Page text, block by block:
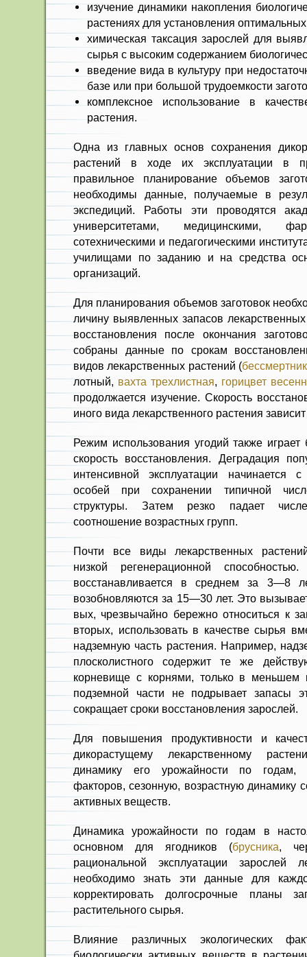
изучение динамики накопления
рас­тениях для установления
химическая таксация зарослей для
сырья с высоким содержанием
введение вида в культуру при
ба­зе или при большой трудоемкости
комплексное использование в
растения.
Одна из главных основ сохранения
растений в ходе их эксплуатации в
правильное планирование объемов
необходимы данные, получаемые в
экспедиций. Работы эти проводятся
университетами, медицинскими,
сотехническими и педагогическими
учили­щами по заданию и на средства
организаций.
Для планирования объемов заго­товок
личину выявленных запасов
восста­новления после окончания
собраны данные по срокам
видов лекарственных растений (
лотный, вахта трехлистная, горицвет
про­должается изучение. Скорость
иного вида лекарственного растения
Режим использования угодий так­же
ско­рость восстановления. Деградация
интенсивной эксплуатации начинается
особей при сохранении типичной
структуры. Затем резко падает
соотношение воз­растных групп.
Почти все виды лекарственных
низкой регенерационной
восстанавливается в среднем за 3—8
возобновляются за 15—30 лет. Это
вых, чрезвычайно бережно относиться к
вторых, использовать в качестве сырья
надземную часть растения. Например,
плосколистного содержит те же
корневище с корнями, только в мень­шем
подземной части не подрывает запасы
сокращает сроки восста­новления зарослей.
Для повышения продуктивности и
дикорас­тущему лекарственному
динамику его урожай­ности по годам,
факторов, сезонную, возрастную дина­мику
актив­ных веществ.
Динамика урожайности по годам в
основном для ягодников (брусника,
рациональной эксплуа­тации зарослей
необходимо знать эти данные для
корректи­ровать долгосрочные планы
растительного сырья.
Влияние различных экологических